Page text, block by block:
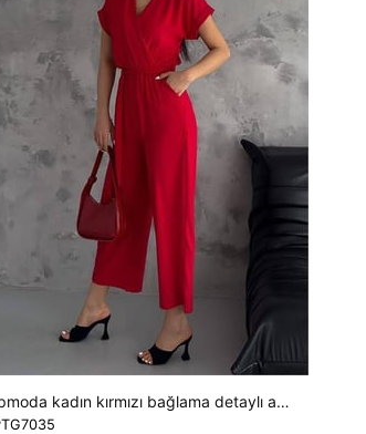
Dipmoda kadın kırmızı bağlama detaylı ayrobin tulum DPTG7035